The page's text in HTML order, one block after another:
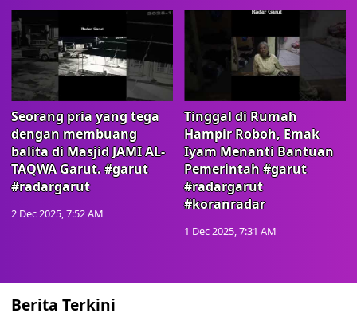
Seorang pria yang tega
dengan membuang
balita di Masjid JAMI AL-
TAQWA Garut. #garut
#radargarut
2 Dec 2025, 7:52 AM
Tinggal di Rumah
Hampir Roboh, Emak
Iyam Menanti Bantuan
Pemerintah #garut
#radargarut
#koranradar
1 Dec 2025, 7:31 AM
Berita Terkini